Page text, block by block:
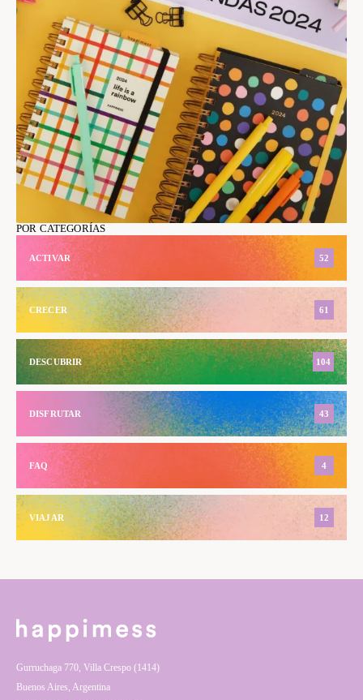
POR CATEGORÍAS
ACTIVAR 52
CRECER 61
DESCUBRIR 104
DISFRUTAR 43
FAQ 4
VIAJAR 12
Gurruchaga 770, Villa Crespo (1414)
Buenos Aires, Argentina